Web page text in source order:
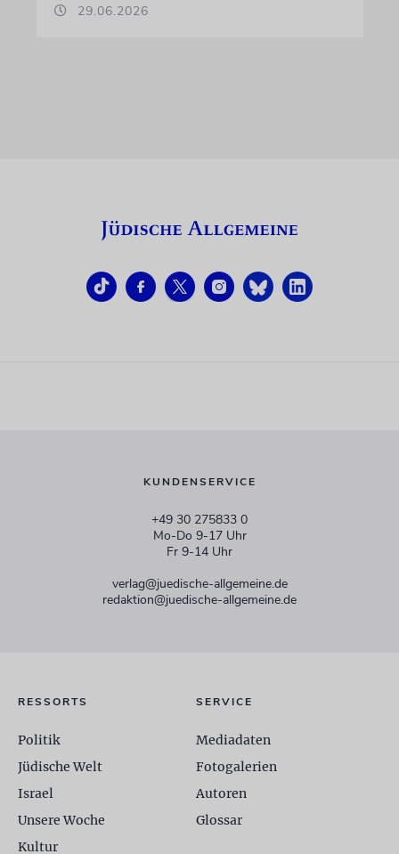
29.06.2026
KUNDENSERVICE
+49 30 275833 0
Mo-Do 9-17 Uhr
Fr 9-14 Uhr
verlag@juedische-allgemeine.de
redaktion@juedische-allgemeine.de
RESSORTS
Politik
Jüdische Welt
Israel
Unsere Woche
Kultur
SERVICE
Mediadaten
Fotogalerien
Autoren
Glossar